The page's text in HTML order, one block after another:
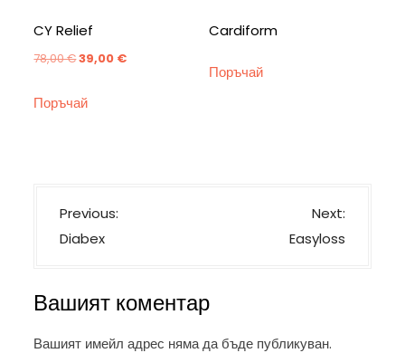
CY Relief
78,00€Original
was:
39,00 €Текущата
Поръчай
Cardiform
Поръчай
Н
а
и
г
а
Previous:
Diabex
Next:
Easyloss
Вашият коментар
Вашият имейл адрес няма да бъде публикуван.